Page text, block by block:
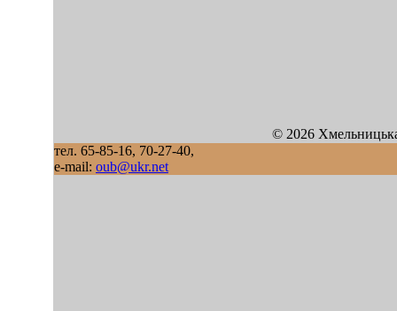
© 2026
тел. 65-85-16, 70-27-40,
e-mail: oub@ukr.net